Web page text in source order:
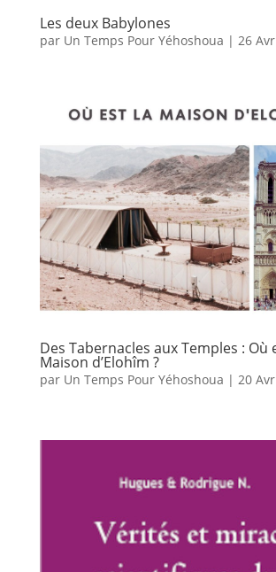
Les deux Babylones
par Un Temps Pour Yéhoshoua | 26
Des Tabernacles aux Temples : Où
Maison d’Elohîm ?
par Un Temps Pour Yéhoshoua | 20